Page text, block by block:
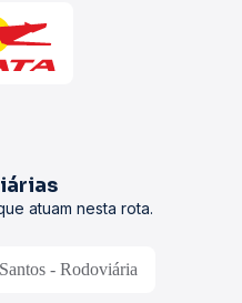
atuam nesta rota.
Santos - Rodoviária